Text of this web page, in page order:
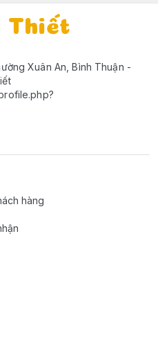
Thiết
Xuân An, Bình Thuận -
hàng